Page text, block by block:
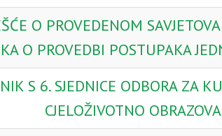
O PROVEDENOM
O PROVEDBI POSTUPAKA
S 6. SJEDNICE ODBORA ZA
CJELOŽIVOTNO